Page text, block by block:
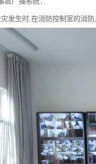
发生时,在消防控制室的消